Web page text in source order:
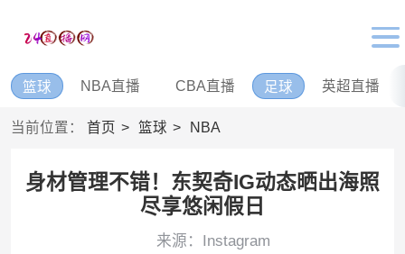
篮球 NBA直播 CBA直播 足球 英超直播
当前位置： 首页 篮球 NBA
身材管理不错！东契奇IG动态晒出海照
尽享悠闲假日
来源：Instagram